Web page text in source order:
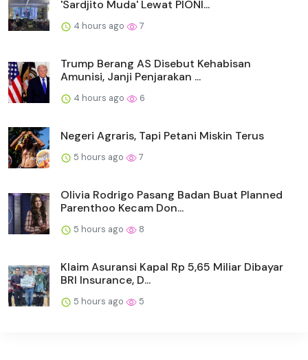
'Sardjito Muda' Lewat PIONI...
4 hours ago 7
Trump Berang AS Disebut Kehabisan
Amunisi, Janji Penjarakan ...
4 hours ago 6
Negeri Agraris, Tapi Petani Miskin Terus
5 hours ago 7
Olivia Rodrigo Pasang Badan Buat Planned
Parenthoo Kecam Don...
5 hours ago 8
Klaim Asuransi Kapal Rp 5,65 Miliar Dibayar
BRI Insurance, D...
5 hours ago 5